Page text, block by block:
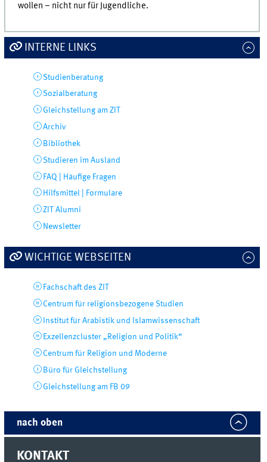
wollen – nicht nur für Jugendliche.
INTERNE LINKS
Studienberatung
Sozialberatung
Gleichstellung am ZIT
Archiv
Bibliothek
Studieren im Ausland
FAQ | Häufige Fragen
Hilfsmittel | Formulare
ZIT Alumni
Newsletter
WICHTIGE WEBSEITEN
Fachschaft des ZIT
Centrum für religionsbezogene Studien
Institut für Arabistik und Islamwissenschaft
Exzellenzcluster „Religion und Politik“
Centrum für Religion und Moderne
Büro für Gleichstellung
Gleichstellung am FB 09
nach oben
KONTAKT